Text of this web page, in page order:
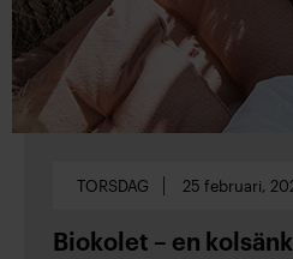
TORSDAG 25 februari,
Biokolet – en